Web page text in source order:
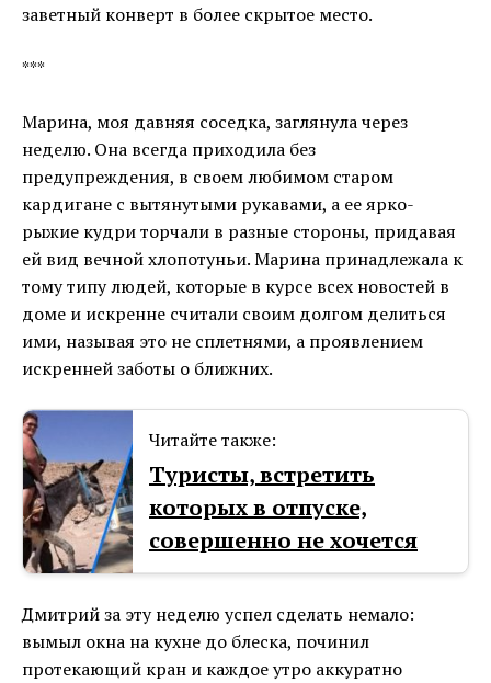
заветный конверт в более скрытое место.
***
Марина, моя давняя соседка, заглянула через
неделю. Она всегда приходила без
предупреждения, в своем любимом старом
кардигане с вытянутыми рукавами, а ее ярко-
рыжие кудри торчали в разные стороны, придавая
ей вид вечной хлопотуньи. Марина принадлежала к
тому типу людей, которые в курсе всех новостей в
доме и искренне считали своим долгом делиться
ими, называя это не сплетнями, а проявлением
искренней заботы о ближних.
Читайте также:
Туристы, встретить
которых в отпуске,
совершенно не хочется
Дмитрий за эту неделю успел сделать немало:
вымыл окна на кухне до блеска, починил
протекающий кран и каждое утро аккуратно